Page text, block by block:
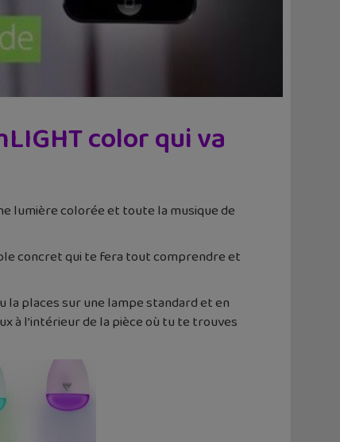
color qui va
lumière colorée et toute la musique de
concret qui te fera tout comprendre et
la places sur une lampe standard et en
à l’intérieur de la pièce où tu te trouves